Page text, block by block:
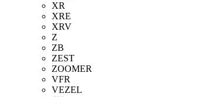
XR
XRE
XRV
Z
ZB
ZEST
ZOOMER
VFR
VEZEL